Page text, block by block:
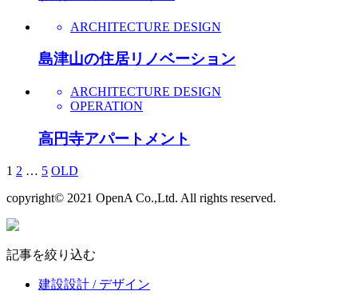
ARCHITECTURE DESIGN
島津山の住居リノベーション
ARCHITECTURE DESIGN
OPERATION
高円寺アパートメント
1 2 … 5 OLD
copyright© 2021 OpenA Co.,Ltd. All rights reserved.
記事を絞り込む
建設設計 / デザイン